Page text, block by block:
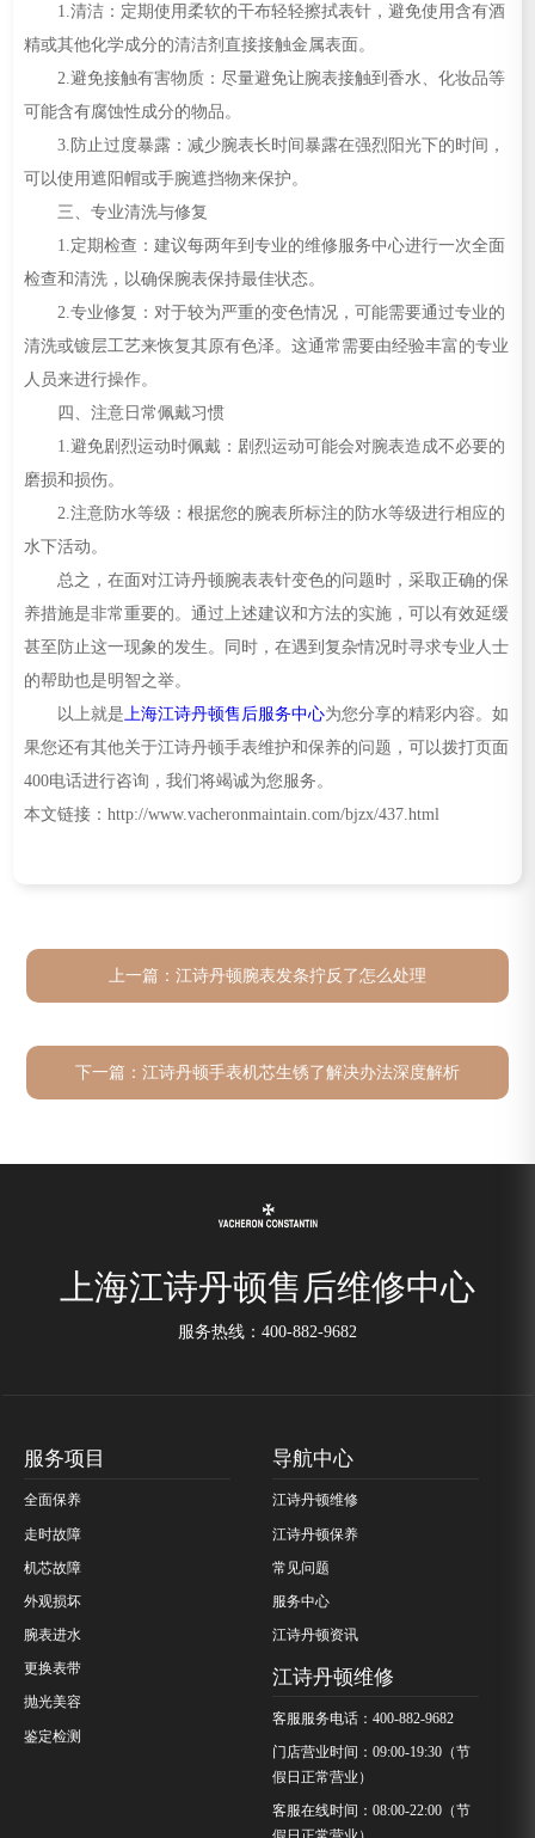
1.清洁：定期使用柔软的干布轻轻擦拭表针，避免使用含有酒
精或其他化学成分的清洁剂直接接触金属表面。
2.避免接触有害物质：尽量避免让腕表接触到香水、化妆品等
可能含有腐蚀性成分的物品。
3.防止过度暴露：减少腕表长时间暴露在强烈阳光下的时间，
可以使用遮阳帽或手腕遮挡物来保护。
三、专业清洗与修复
1.定期检查：建议每两年到专业的维修服务中心进行一次全面
检查和清洗，以确保腕表保持最佳状态。
2.专业修复：对于较为严重的变色情况，可能需要通过专业的
清洗或镀层工艺来恢复其原有色泽。这通常需要由经验丰富的专业
人员来进行操作。
四、注意日常佩戴习惯
1.避免剧烈运动时佩戴：剧烈运动可能会对腕表造成不必要的
磨损和损伤。
2.注意防水等级：根据您的腕表所标注的防水等级进行相应的
水下活动。
总之，在面对江诗丹顿腕表表针变色的问题时，采取正确的保
养措施是非常重要的。通过上述建议和方法的实施，可以有效延缓
甚至防止这一现象的发生。同时，在遇到复杂情况时寻求专业人士
的帮助也是明智之举。
以上就是上海江诗丹顿售后服务中心为您分享的精彩内容。如
果您还有其他关于江诗丹顿手表维护和保养的问题，可以拨打页面
400电话进行咨询，我们将竭诚为您服务。
本文链接：http://www.vacheronmaintain.com/bjzx/437.html
上一篇： 江诗丹顿腕表发条拧反了怎么处理
下一篇： 江诗丹顿手表机芯生锈了解决办法深度解析
上海江诗丹顿售后维修中心
服务热线： 400-882-9682
服务项目
全面保养
走时故障
机芯故障
外观损坏
腕表进水
更换表带
抛光美容
鉴定检测
导航中心
江诗丹顿维修
江诗丹顿保养
常见问题
服务中心
江诗丹顿资讯
江诗丹顿维修
客服服务电话：400-882-9682
门店营业时间：09:00-19:30（节
假日正常营业）
客服在线时间：08:00-22:00（节